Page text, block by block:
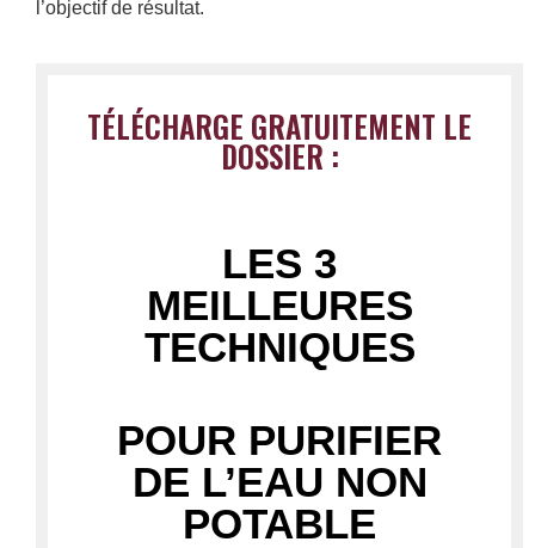
l’objectif de résultat.
TÉLÉCHARGE GRATUITEMENT LE
DOSSIER :
LES 3
MEILLEURES
TECHNIQUES
POUR PURIFIER
DE L’EAU NON
POTABLE